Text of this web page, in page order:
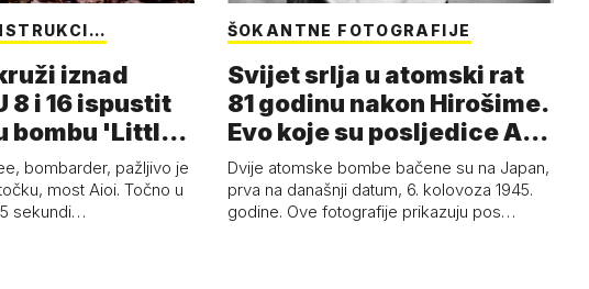
iznad
8 i 16 ispustit
bombu 'Little
bombarder, pažljivo je
most Aioi. Točno u
sekundi…
ŠOKANTNE FOTOGRAFIJE
Svijet srlja u atomski rat
81 godinu nakon Hirošime.
Evo koje su posljedice A-
b…
Dvije atomske bombe bačene su na Japan,
prva na današnji datum, 6. kolovoza 1945.
godine. Ove fotografije prikazuju pos…